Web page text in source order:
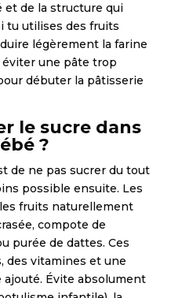
et de la structure qui
tu utilises des fruits
légèrement la farine
éviter une pâte trop
débuter la pâtisserie
le sucre dans
?
de ne pas sucrer du tout
possible ensuite. Les
fruits naturellement
compote de
purée de dattes. Ces
des vitamines et une
Évite absolument